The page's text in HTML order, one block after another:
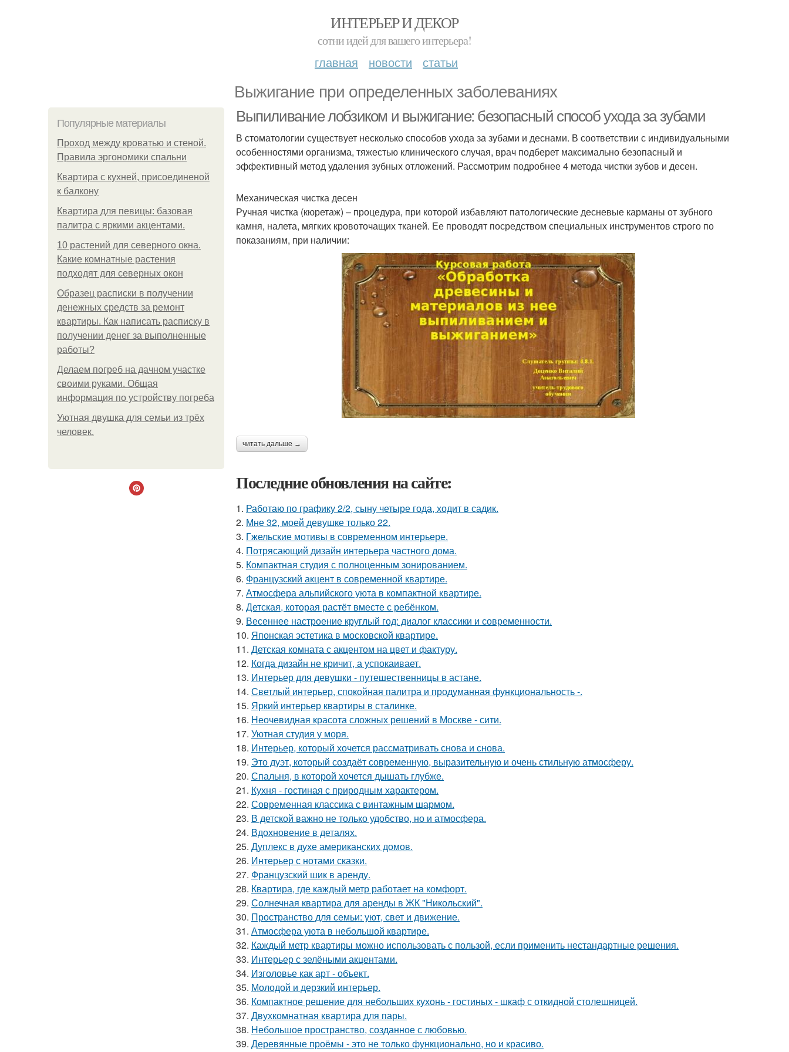
ИНТЕРЬЕР И ДЕКОР
сотни идей для вашего интерьера!
главная новости статьи
Выжигание при определенных заболеваниях
Популярные материалы
Проход между кроватью и стеной.
Правила эргономики спальни
Квартира с кухней, присоединеной
к балкону
Квартира для певицы: базовая
палитра с яркими акцентами.
10 растений для северного окна.
Какие комнатные растения
подходят для северных окон
Образец расписки в получении
денежных средств за ремонт
квартиры. Как написать расписку в
получении денег за выполненные
работы?
Делаем погреб на дачном участке
своими руками. Общая
информация по устройству погреба
Уютная двушка для семьи из трёх
человек.
Выпиливание лобзиком и выжигание: безопасный способ ухода за зубами
В стоматологии существует несколько способов ухода за зубами и деснами. В соответствии с индивидуальными
особенностями организма, тяжестью клинического случая, врач подберет максимально безопасный и
эффективный метод удаления зубных отложений. Рассмотрим подробнее 4 метода чистки зубов и десен.
Механическая чистка десен
Ручная чистка (кюретаж) – процедура, при которой избавляют патологические десневые карманы от зубного
камня, налета, мягких кровоточащих тканей. Ее проводят посредством специальных инструментов строго по
показаниям, при наличии:
читать дальше →
Последние обновления на сайте:
1. Работаю по графику 2/2, сыну четыре года, ходит в садик.
2. Мне 32, моей девушке только 22.
3. Гжельские мотивы в современном интерьере.
4. Потрясающий дизайн интерьера частного дома.
5. Компактная студия с полноценным зонированием.
6. Французский акцент в современной квартире.
7. Атмосфера альпийского уюта в компактной квартире.
8. Детская, которая растёт вместе с ребёнком.
9. Весеннее настроение круглый год: диалог классики и современности.
10. Японская эстетика в московской квартире.
11. Детская комната с акцентом на цвет и фактуру.
12. Когда дизайн не кричит, а успокаивает.
13. Интерьер для девушки - путешественницы в астане.
14. Светлый интерьер, спокойная палитра и продуманная функциональность -.
15. Яркий интерьер квартиры в сталинке.
16. Неочевидная красота сложных решений в Москве - сити.
17. Уютная студия у моря.
18. Интерьер, который хочется рассматривать снова и снова.
19. Это дуэт, который создаёт современную, выразительную и очень стильную атмосферу.
20. Спальня, в которой хочется дышать глубже.
21. Кухня - гостиная с природным характером.
22. Современная классика с винтажным шармом.
23. В детской важно не только удобство, но и атмосфера.
24. Вдохновение в деталях.
25. Дуплекс в духе американских домов.
26. Интерьер с нотами сказки.
27. Французский шик в аренду.
28. Квартира, где каждый метр работает на комфорт.
29. Солнечная квартира для аренды в ЖК "Никольский".
30. Пространство для семьи: уют, свет и движение.
31. Атмосфера уюта в небольшой квартире.
32. Каждый метр квартиры можно использовать с пользой, если применить нестандартные решения.
33. Интерьер с зелёными акцентами.
34. Изголовье как арт - объект.
35. Молодой и дерзкий интерьер.
36. Компактное решение для небольших кухонь - гостиных - шкаф с откидной столешницей.
37. Двухкомнатная квартира для пары.
38. Небольшое пространство, созданное с любовью.
39. Деревянные проёмы - это не только функционально, но и красиво.